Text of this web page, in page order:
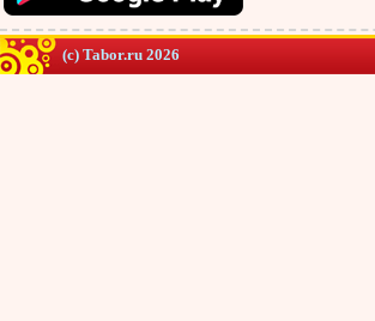
(c) Tabor.ru 2026